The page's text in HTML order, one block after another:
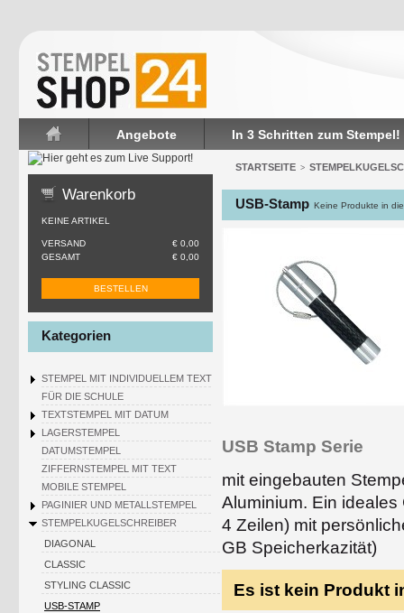
Startseite
Angebote In 3 Schritten zum Stempel!
Warenkorb
KEINE ARTIKEL
VERSAND
€ 0,00
GESAMT
€ 0,00
BESTELLEN
Kategorien
STEMPEL MIT INDIVIDUELLEM TEXT
FÜR DIE SCHULE
TEXTSTEMPEL MIT DATUM
LAGERSTEMPEL
DATUMSTEMPEL
ZIFFERNSTEMPEL MIT TEXT
MOBILE STEMPEL
PAGINIER UND METALLSTEMPEL
STEMPELKUGELSCHREIBER
DIAGONAL
CLASSIC
STYLING CLASSIC
USB-STAMP
STARTSEITE >
USB-Stamp Keine Produkte in
USB Stamp Serie
mit eingebauten
Aluminium. Ein
4 Zeilen) mit
GB Speicherkazität)
Es ist kein Produkt